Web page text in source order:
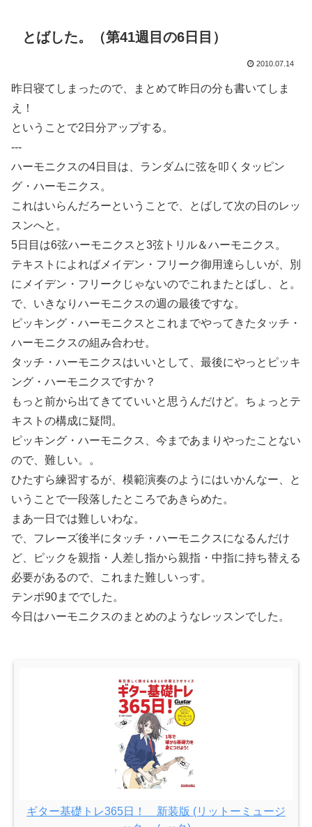
とばした。（第41週目の6日目）
2010.07.14
昨日寝てしまったので、まとめて昨日の分も書いてしま
え！
ということで2日分アップする。
---
ハーモニクスの4日目は、ランダムに弦を叩くタッピン
グ・ハーモニクス。
これはいらんだろーということで、とばして次の日のレッ
スンへと。
5日目は6弦ハーモニクスと3弦トリル＆ハーモニクス。
テキストによればメイデン・フリーク御用達らしいが、別
にメイデン・フリークじゃないのでこれまたとばし、と。
で、いきなりハーモニクスの週の最後ですな。
ピッキング・ハーモニクスとこれまでやってきたタッチ・
ハーモニクスの組み合わせ。
タッチ・ハーモニクスはいいとして、最後にやっとピッキ
ング・ハーモニクスですか？
もっと前から出てきてていいと思うんだけど。ちょっとテ
キストの構成に疑問。
ピッキング・ハーモニクス、今まであまりやったことない
ので、難しい。。
ひたすら練習するが、模範演奏のようにはいかんなー、と
いうことで一段落したところであきらめた。
まあ一日では難しいわな。
で、フレーズ後半にタッチ・ハーモニクスになるんだけ
ど、ピックを親指・人差し指から親指・中指に持ち替える
必要があるので、これまた難しいっす。
テンポ90まででした。
今日はハーモニクスのまとめのようなレッスンでした。
ギター基礎トレ365日！ 新装版 (リットーミュージ